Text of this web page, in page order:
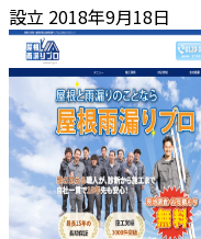
設立 2018年9月18日